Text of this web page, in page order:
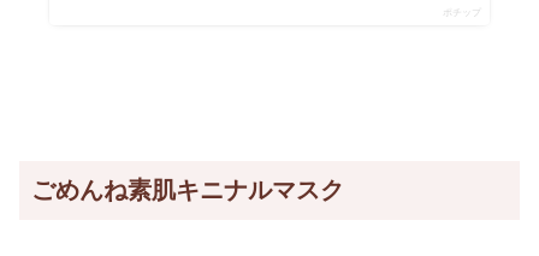
ポチップ
ごめんね素肌キニナルマスク